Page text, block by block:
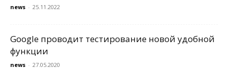
news - 25.11.2022
Google проводит тестирование новой удобной
функции
news - 27.05.2020